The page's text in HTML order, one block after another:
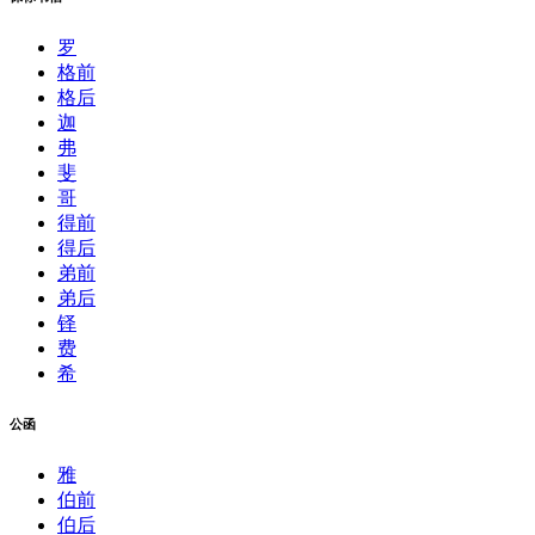
罗
格前
格后
迦
弗
斐
哥
得前
得后
弟前
弟后
铎
费
希
公函
雅
伯前
伯后